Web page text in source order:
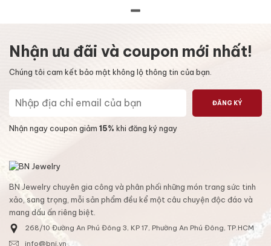
Nhận ưu đãi và coupon mới nhất!
Chúng tôi cam kết bảo mật không lộ thông tin của bạn.
ĐĂNG KÝ
Nhận ngay coupon giảm 15% khi đăng ký ngay
BN Jewelry chuyên gia công và phân phối những món trang sức tinh
xảo, sang trọng, mỗi sản phẩm đều kể một câu chuyện độc đáo và
mang dấu ấn riêng biệt.
268/10 Đường An Phú Đông 3, KP 17, Phường An Phú Đông, TP.HCM
info@bnj.vn